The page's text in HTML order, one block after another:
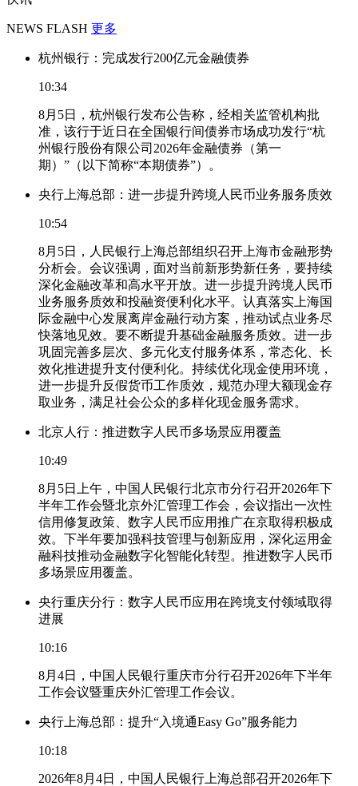
NEWS FLASH 更多
杭州银行：完成发行200亿元金融债券
10:34
8月5日，杭州银行发布公告称，经相关监管机构批
准，该行于近日在全国银行间债券市场成功发行“杭
州银行股份有限公司2026年金融债券（第一
期）”（以下简称“本期债券”）。
央行上海总部：进一步提升跨境人民币业务服务质效
10:54
8月5日，人民银行上海总部组织召开上海市金融形势
分析会。会议强调，面对当前新形势新任务，要持续
深化金融改革和高水平开放。进一步提升跨境人民币
业务服务质效和投融资便利化水平。认真落实上海国
际金融中心发展离岸金融行动方案，推动试点业务尽
快落地见效。要不断提升基础金融服务质效。进一步
巩固完善多层次、多元化支付服务体系，常态化、长
效化推进提升支付便利化。持续优化现金使用环境，
进一步提升反假货币工作质效，规范办理大额现金存
取业务，满足社会公众的多样化现金服务需求。
北京人行：推进数字人民币多场景应用覆盖
10:49
8月5日上午，中国人民银行北京市分行召开2026年下
半年工作会暨北京外汇管理工作会，会议指出一次性
信用修复政策、数字人民币应用推广在京取得积极成
效。下半年要加强科技管理与创新应用，深化运用金
融科技推动金融数字化智能化转型。推进数字人民币
多场景应用覆盖。
央行重庆分行：数字人民币应用在跨境支付领域取得
进展
10:16
8月4日，中国人民银行重庆市分行召开2026年下半年
工作会议暨重庆外汇管理工作会议。
央行上海总部：提升“入境通Easy Go”服务能力
10:18
2026年8月4日，中国人民银行上海总部召开2026年下